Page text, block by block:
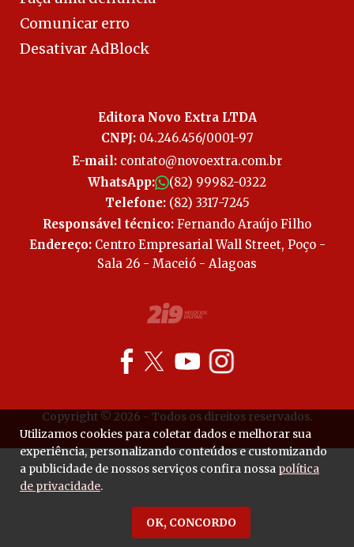
Comunicar erro
Desativar AdBlock
Editora Novo Extra LTDA
CNPJ:04.246.456/0001-97
E-mail: contato@novoextra.com.br
WhatsApp:
(82) 99982-0322
Telefone:(82) 3317-7245
Responsável técnico: Fernando Araújo Filho
Endereço:Centro Empresarial Wall Street, Poço -
Sala 26 - Maceió - Alagoas
Copyright © 2026 - Todos os direitos reservados.
Utilizamos cookies para coletar dados e melhorar sua
experiência, personalizando conteúdos e customizando
a publicidade de nossos serviços confira nossa política
de privacidade.
OK, CONCORDO